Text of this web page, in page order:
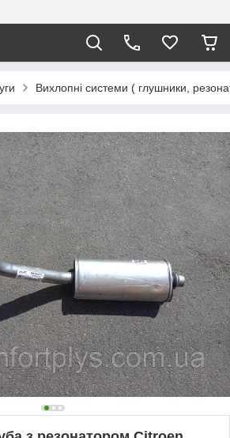
Вихлопні системи ( глушники,